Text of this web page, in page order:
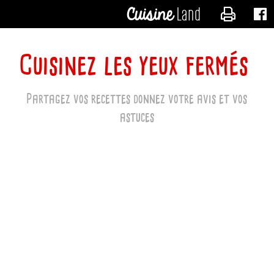
Cuisinez les yeux fermés
Partagez vos recettes donnez votre avis et vos
astuces